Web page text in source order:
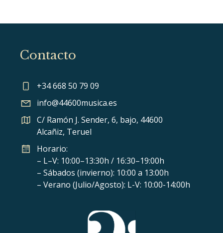
Contacto
+34 668 50 79 09
info@44600musica.es
C/ Ramón J. Sender, 6, bajo, 44600
Alcañiz, Teruel
Horario:
– L–V: 10:00–13:30h / 16:30–19:00h
– Sábados (invierno): 10:00 a 13:00h
– Verano (Julio/Agosto): L-V: 10:00-14:00h